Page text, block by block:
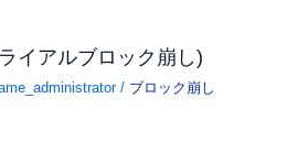
イアルブロック崩し)
/ ブロック崩し